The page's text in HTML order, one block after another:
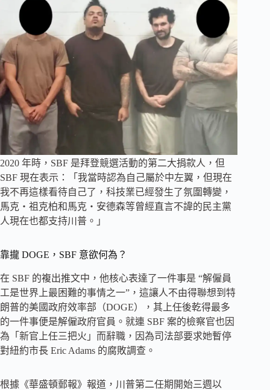
2020 年時，SBF 是拜登競選活動的第二大捐款人，但
SBF 現在表示：「我當時認為自己屬於中左翼，但現在
我不再這樣看待自己了，科技業已經發生了氛圍轉變，
馬克・祖克柏和馬克・安德森等曾經直言不諱的民主黨
人現在也都支持川普。」
靠攏 DOGE，SBF 意欲何為？
在 SBF 的複出推文中，他核心表達了一件事是 “解僱員
工是世界上最困難的事情之一”，這讓人不由得聯想到特
朗普的美國政府效率部（DOGE），其上任後乾得最多
的一件事便是解僱政府官員。就連 SBF 案的檢察官也因
為「新官上任三把火」而辭職，因為司法部要求她暫停
對紐約市長 Eric Adams 的腐敗調查。
根據《華盛頓郵報》報道，川普第二任期開始三週以